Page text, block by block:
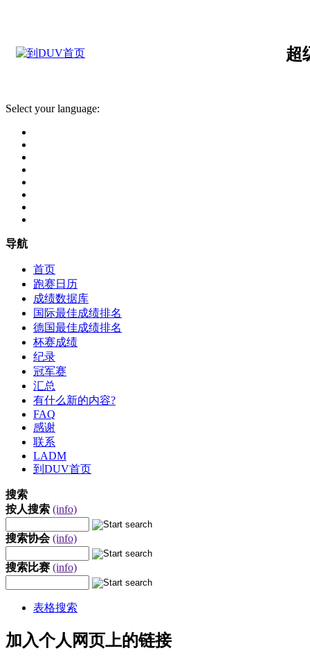
超
Select your language:
导航
首页
跑赛日历
成绩数据库
国际最佳成绩排名
德国最佳成绩排名
杯赛成绩
纪录
冠军赛
汇总
有什么新的内容?
FAQ
感谢
联系
LADM
到DUV首页
搜索
按人搜索 (info)
搜索协会 (info)
搜索比赛 (info)
表格搜索
加入个人网页上的链接